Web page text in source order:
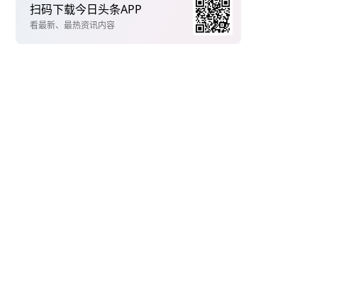
扫码下载今日头条APP
看最新、最热资讯内容